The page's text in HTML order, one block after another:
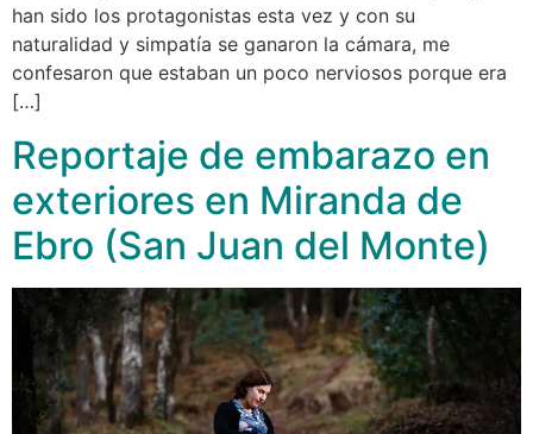
han sido los protagonistas esta vez y con su
naturalidad y simpatía se ganaron la cámara, me
confesaron que estaban un poco nerviosos porque era
[…]
Reportaje de embarazo en
exteriores en Miranda de
Ebro (San Juan del Monte)